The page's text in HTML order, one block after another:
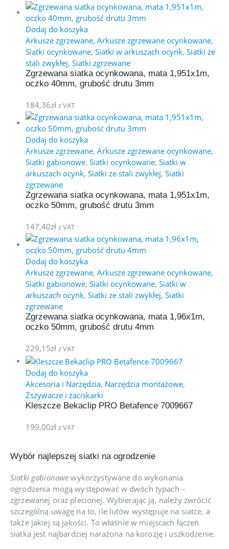
Dodaj do koszyka
Arkusze zgrzewane, Arkusze zgrzewane ocynkowane,
Siatki ocynkowane, Siatki w arkuszach ocynk, Siatki ze
stali zwykłej, Siatki zgrzewane
Zgrzewana siatka ocynkowana, mata 1,951x1m,
oczko 40mm, grubość drutu 3mm
184,36zł z VAT
Dodaj do koszyka
Arkusze zgrzewane, Arkusze zgrzewane ocynkowane,
Siatki gabionowe, Siatki ocynkowane, Siatki w
arkuszach ocynk, Siatki ze stali zwykłej, Siatki
zgrzewane
Zgrzewana siatka ocynkowana, mata 1,951x1m,
oczko 50mm, grubość drutu 3mm
147,40zł z VAT
Dodaj do koszyka
Arkusze zgrzewane, Arkusze zgrzewane ocynkowane,
Siatki gabionowe, Siatki ocynkowane, Siatki w
arkuszach ocynk, Siatki ze stali zwykłej, Siatki
zgrzewane
Zgrzewana siatka ocynkowana, mata 1,96x1m,
oczko 50mm, grubość drutu 4mm
229,15zł z VAT
Dodaj do koszyka
Akcesoria i Narzędzia, Narzędzia montażowe,
Zszywacze i zaciskarki
Kleszcze Bekaclip PRO Betafence 7009667
199,00zł z VAT
Wybór najlepszej siatki na ogrodzenie
Siatki gabionowe wykorzystywane do wykonania
ogrodzenia mogą występować w dwóch typach –
zgrzewanej oraz plecionej. Wybierając ją, należy zwrócić
szczególną uwagę na to, ile lutów występuje na siatce, a
także jakiej są jakości. To właśnie w miejscach łączeń
siatka jest najbardziej narażona na korozję i uszkodzenie.